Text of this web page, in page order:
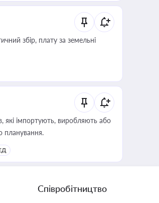
збір, плату за земельні
які імпортують, виробляють або
планування.
Співробітництво